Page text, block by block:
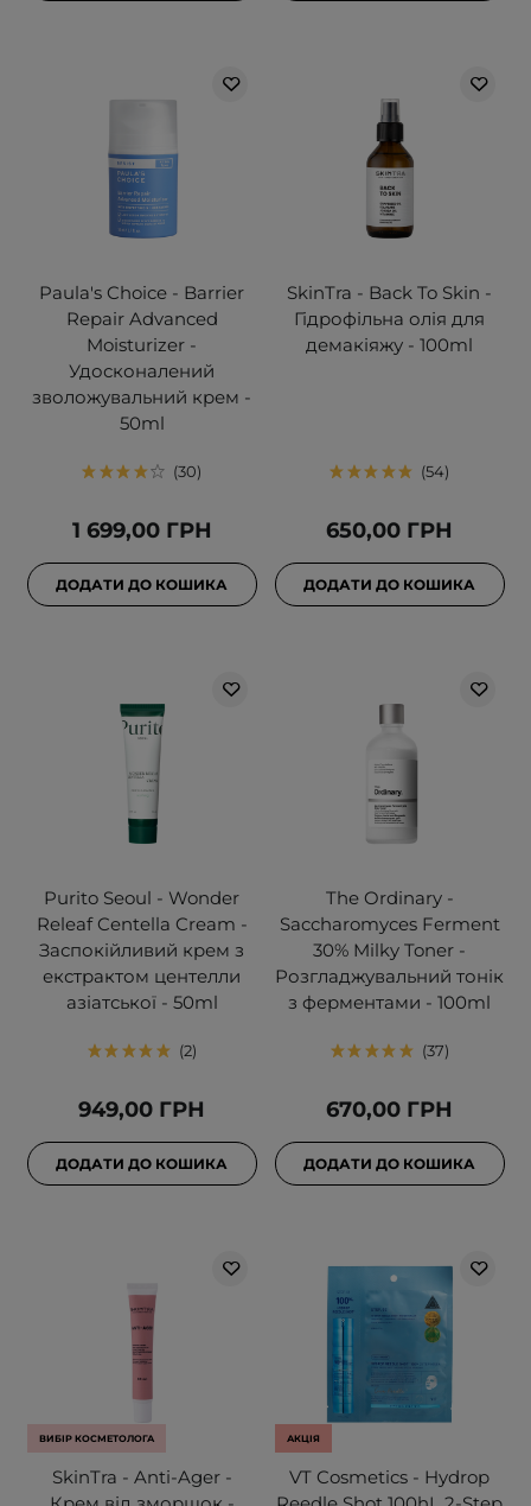
Paula's Choice - Barrier
Repair Advanced
Moisturizer -
Удосконалений
зволожувальний крем -
50ml
30
1 699,00 ГРН
ДОДАТИ ДО КОШИКА
SkinTra - Back To Skin -
Гідрофільна олія для
демакіяжу - 100ml
54
650,00 ГРН
ДОДАТИ ДО КОШИКА
Purito Seoul - Wonder
Releaf Centella Cream -
Заспокійливий крем з
екстрактом центелли
азіатської - 50ml
2
949,00 ГРН
ДОДАТИ ДО КОШИКА
The Ordinary -
Saccharomyces Ferment
30% Milky Toner -
Розгладжувальний тонік
з ферментами - 100ml
37
670,00 ГРН
ДОДАТИ ДО КОШИКА
ВИБІР КОСМЕТОЛОГА
SkinTra - Anti-Ager -
АКЦІЯ
VT Cosmetics - Hydrop